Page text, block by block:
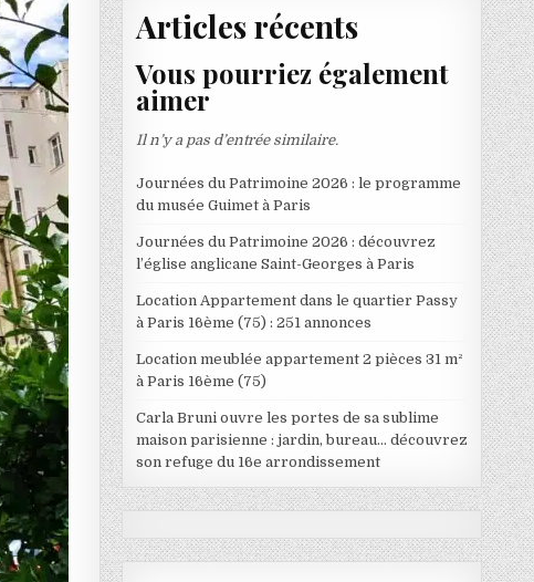
Articles récents
Vous pourriez également
aimer
Il n’y a pas d’entrée similaire.
Journées du Patrimoine 2026 : le programme
du musée Guimet à Paris
Journées du Patrimoine 2026 : découvrez
l’église anglicane Saint-Georges à Paris
Location Appartement dans le quartier Passy
à Paris 16ème (75) : 251 annonces
Location meublée appartement 2 pièces 31 m²
à Paris 16ème (75)
Carla Bruni ouvre les portes de sa sublime
maison parisienne : jardin, bureau… découvrez
son refuge du 16e arrondissement